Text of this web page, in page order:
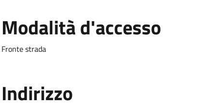
Modalità d'accesso
Fronte strada
Indirizzo